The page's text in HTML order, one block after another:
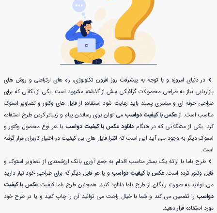
در دنیای امروزه و با توجه به پیشرفت روز افزون تکنولوژی، راه های ارتباطی و روش های
بازاریابی نیاز به طراحی محصولات گرافیکی بیش از گذشته مشهود است. یکی از نکاتی که برای
طراحی حرفه ای و مشتری پسند باید رعایت شود استفاده از فایل های وکتور و تصاویر استوک
مناسب است. از عکس با کیفیت دواسب می توان برای رساندن پیام و زیباتر کردن طرح استفاده
کرد. یکی از مشکلاتی که در هنگام دانلود عکس با کیفیت دواسب یا هر نوع محصول وکتور و
استوک دیگر به وجود می آید این است که اکثرا فایل های بی کیفیت در اختیار کاربران قرار گرفته
است.
طرح باما با ارائه یک بستر مناسب اقدام به جمع آوری بانک ارزشمندی از تصاویر استوک و
فایل وکتور کرده است. عکس با کیفیت دواسب و یا هر فایل دیگر که برای طراحی خود نیاز دارید
می توانید به صورت رایگان از طرح باما دانلود کنید. همچنین طرح باما کیفیت عکس با کیفیت
دواسب را تضمین می کند و شما با خیال راحت می توانید آن را چاپ کنید و یا در طرح خود
مورد استفاده قرار دهید.